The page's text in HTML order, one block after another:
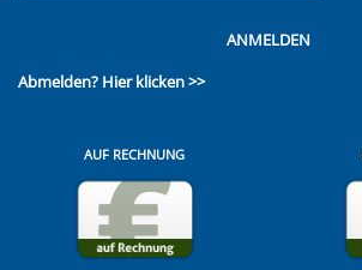
ANMELDEN
Abmelden? Hier klicken >>
AUF RECHNUNG